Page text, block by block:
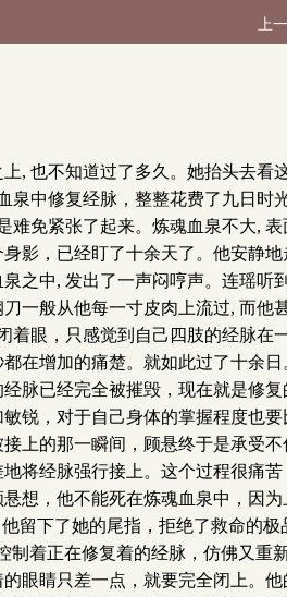
上
, 也不知道过了多久。她抬头去
泉中修复经脉，整整花费了九日
难免紧张了起来。炼魂血泉不大,
影，已经盯了十余天了。他安静
之中, 发出了一声闷哼声。连瑶
一般从他每一寸皮肉上流过, 而
着眼，只感觉到自己四肢的经脉
在增加的痛楚。就如此过了十余
脉已经完全被摧毁，现在就是修
敏锐，对于自己身体的掌握程度也
上的那一瞬间，顾悬终于是承受
将经脉强行接上。这个过程很痛
想，他不能死在炼魂血泉中，因
留下了她的尾指，拒绝了救命的
制着正在修复着的经脉，仿佛又
的眼睛只差一点，就要完全闭上。